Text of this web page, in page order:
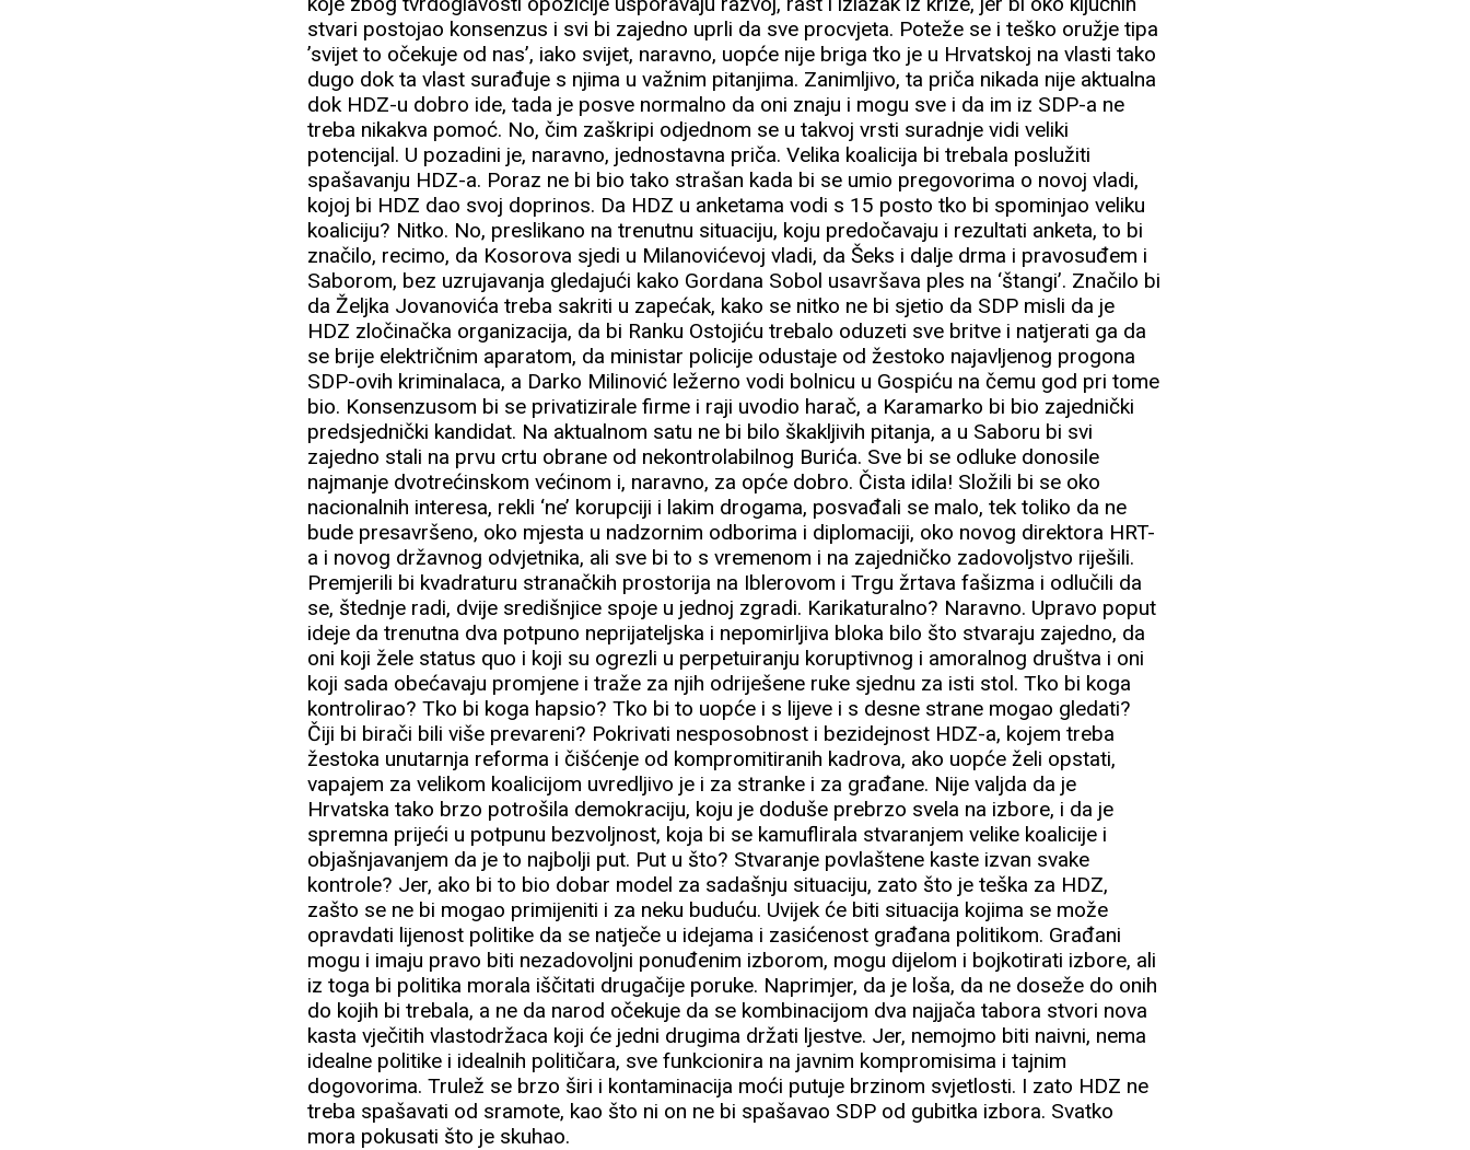
stvari postojao konsenzus i svi bi zajedno uprli da sve procvjeta. Poteže se i teško oružje tipa
’svijet to očekuje od nas’, iako svijet, naravno, uopće nije briga tko je u Hrvatskoj na vlasti tako
dugo dok ta vlast surađuje s njima u važnim pitanjima. Zanimljivo, ta priča nikada nije aktualna
dok HDZ-u dobro ide, tada je posve normalno da oni znaju i mogu sve i da im iz SDP-a ne
treba nikakva pomoć. No, čim zaškripi odjednom se u takvoj vrsti suradnje vidi veliki
potencijal. U pozadini je, naravno, jednostavna priča. Velika koalicija bi trebala poslužiti
spašavanju HDZ-a. Poraz ne bi bio tako strašan kada bi se umio pregovorima o novoj vladi,
kojoj bi HDZ dao svoj doprinos. Da HDZ u anketama vodi s 15 posto tko bi spominjao veliku
koaliciju? Nitko. No, preslikano na trenutnu situaciju, koju predočavaju i rezultati anketa, to bi
značilo, recimo, da Kosorova sjedi u Milanovićevoj vladi, da Šeks i dalje drma i pravosuđem i
Saborom, bez uzrujavanja gledajući kako Gordana Sobol usavršava ples na ‘štangi’. Značilo bi
da Željka Jovanovića treba sakriti u zapećak, kako se nitko ne bi sjetio da SDP misli da je
HDZ zločinačka organizacija, da bi Ranku Ostojiću trebalo oduzeti sve britve i natjerati ga da
se brije električnim aparatom, da ministar policije odustaje od žestoko najavljenog progona
SDP-ovih kriminalaca, a Darko Milinović ležerno vodi bolnicu u Gospiću na čemu god pri tome
bio. Konsenzusom bi se privatizirale firme i raji uvodio harač, a Karamarko bi bio zajednički
predsjednički kandidat. Na aktualnom satu ne bi bilo škakljivih pitanja, a u Saboru bi svi
zajedno stali na prvu crtu obrane od nekontrolabilnog Burića. Sve bi se odluke donosile
najmanje dvotrećinskom većinom i, naravno, za opće dobro. Čista idila! Složili bi se oko
nacionalnih interesa, rekli ‘ne’ korupciji i lakim drogama, posvađali se malo, tek toliko da ne
bude presavršeno, oko mjesta u nadzornim odborima i diplomaciji, oko novog direktora HRT-
a i novog državnog odvjetnika, ali sve bi to s vremenom i na zajedničko zadovoljstvo riješili.
Premjerili bi kvadraturu stranačkih prostorija na Iblerovom i Trgu žrtava fašizma i odlučili da
se, štednje radi, dvije središnjice spoje u jednoj zgradi. Karikaturalno? Naravno. Upravo poput
ideje da trenutna dva potpuno neprijateljska i nepomirljiva bloka bilo što stvaraju zajedno, da
oni koji žele status quo i koji su ogrezli u perpetuiranju koruptivnog i amoralnog društva i oni
koji sada obećavaju promjene i traže za njih odriješene ruke sjednu za isti stol. Tko bi koga
kontrolirao? Tko bi koga hapsio? Tko bi to uopće i s lijeve i s desne strane mogao gledati?
Čiji bi birači bili više prevareni? Pokrivati nesposobnost i bezidejnost HDZ-a, kojem treba
žestoka unutarnja reforma i čišćenje od kompromitiranih kadrova, ako uopće želi opstati,
vapajem za velikom koalicijom uvredljivo je i za stranke i za građane. Nije valjda da je
Hrvatska tako brzo potrošila demokraciju, koju je doduše prebrzo svela na izbore, i da je
spremna prijeći u potpunu bezvoljnost, koja bi se kamuflirala stvaranjem velike koalicije i
objašnjavanjem da je to najbolji put. Put u što? Stvaranje povlaštene kaste izvan svake
kontrole? Jer, ako bi to bio dobar model za sadašnju situaciju, zato što je teška za HDZ,
zašto se ne bi mogao primijeniti i za neku buduću. Uvijek će biti situacija kojima se može
opravdati lijenost politike da se natječe u idejama i zasićenost građana politikom. Građani
mogu i imaju pravo biti nezadovoljni ponuđenim izborom, mogu dijelom i bojkotirati izbore, ali
iz toga bi politika morala iščitati drugačije poruke. Naprimjer, da je loša, da ne doseže do onih
do kojih bi trebala, a ne da narod očekuje da se kombinacijom dva najjača tabora stvori nova
kasta vječitih vlastodržaca koji će jedni drugima držati ljestve. Jer, nemojmo biti naivni, nema
idealne politike i idealnih političara, sve funkcionira na javnim kompromisima i tajnim
dogovorima. Trulež se brzo širi i kontaminacija moći putuje brzinom svjetlosti. I zato HDZ ne
treba spašavati od sramote, kao što ni on ne bi spašavao SDP od gubitka izbora. Svatko
mora pokusati što je skuhao.